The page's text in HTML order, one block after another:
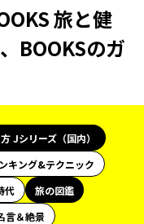
旅と健
BOOKSのガ
Jシリーズ（国内）
キング&テクニック
代
旅の図鑑
言＆絶景